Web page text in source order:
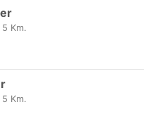
5 Km.
5 Km.